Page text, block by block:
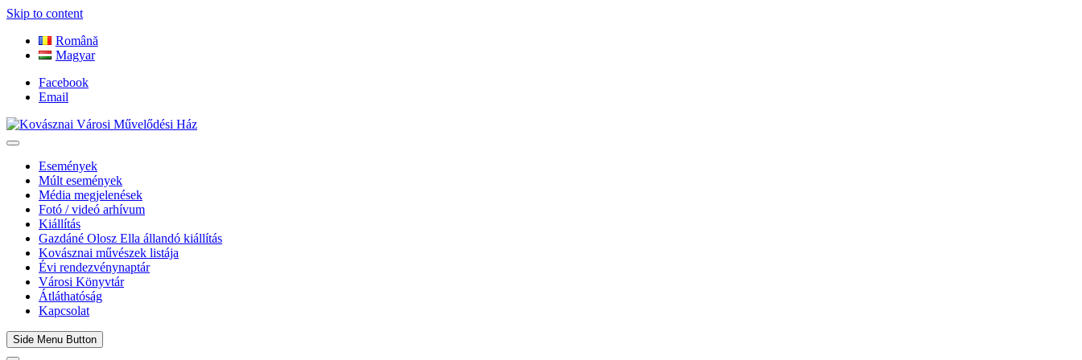
Skip to content
Română
Magyar
Facebook
Email
Kovásznai Városi Művelődési Ház
Események
Múlt események
Média megjelenések
Fotó / videó arhívum
Kiállítás
Gazdáné Olosz Ella állandó kiállítás
Kovásznai művészek listája
Évi rendezvénynaptár
Városi Könyvtár
Átláthatóság
Kapcsolat
Side Menu Button